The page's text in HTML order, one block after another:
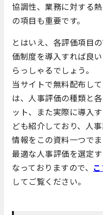
協調性、業務に対する
の項目も重要です。
とはいえ、各評価項目
価制度を導入すれば良
らっしゃるでしょう。
当サイトで無料配布し
は、人事評価の種類と
ット、また実際に導入
ども紹介しており、人
情報をこの資料一つで
最適な人事評価を選定
なっておりますので、
してご覧ください。